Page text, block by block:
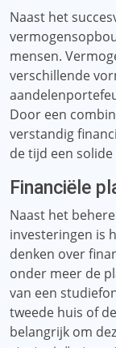
Naast het
mensen.
verschillende
Door een
verstandig
de tijd een
Financiële
Naast het
investeringen is
denken over
onder meer de
van een
tweede huis of
belangrijk om